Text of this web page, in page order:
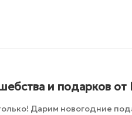
и подарков от
Дарим новогодние